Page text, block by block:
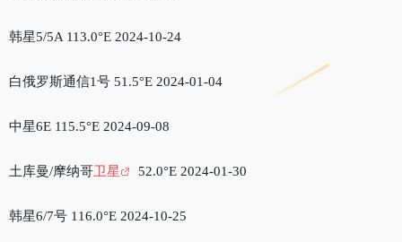
韩星5/5A 113.0°E 2024-10-24
白俄罗斯通信1号 51.5°E 2024-01-04
中星6E 115.5°E 2024-09-08
土库曼/摩纳哥卫星 52.0°E 2024-01-30
韩星6/7号 116.0°E 2024-10-25